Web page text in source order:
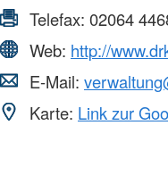
Telefax: 02064
Web: http://
E-Mail:
Karte: Link zur